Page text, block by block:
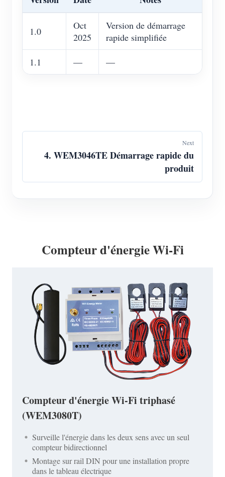
1.0
Oct
2025
Version de démarrage
rapide simplifiée
1.1 — —
Next
4. WEM3046TE Démarrage rapide du
produit
Compteur d'énergie Wi-Fi
Compteur d'énergie Wi-Fi triphasé
(WEM3080T)
Surveille l'énergie dans les deux sens avec un seul
compteur bidirectionnel
Montage sur rail DIN pour une installation propre
dans le tableau électrique